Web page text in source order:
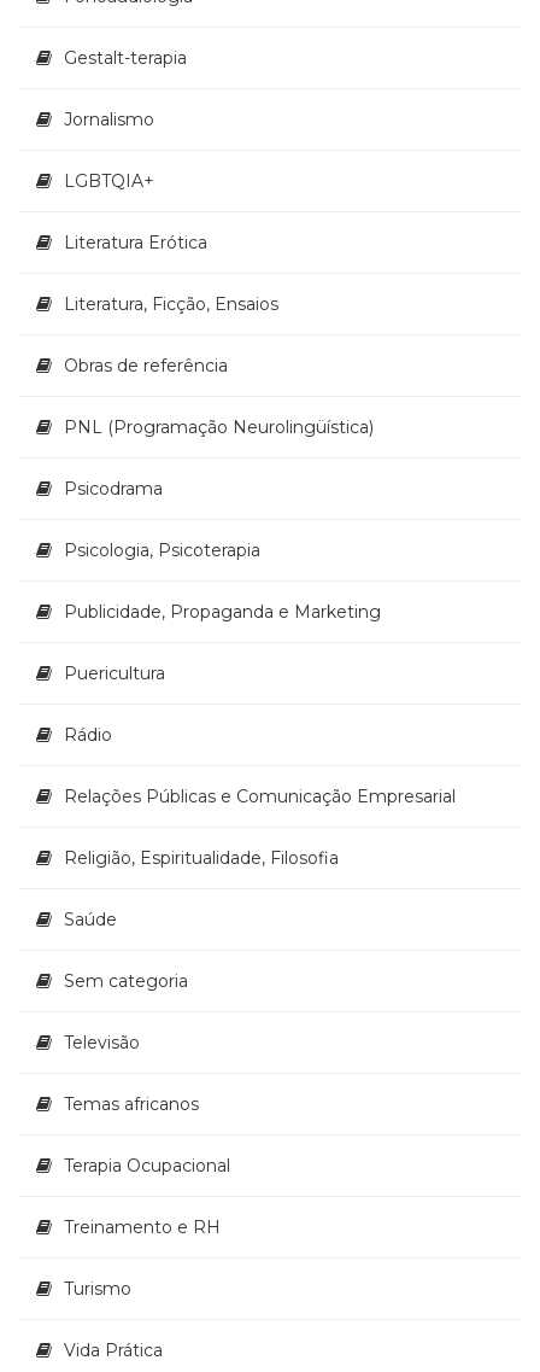
Temas
(30)
Ocupacional
e
(65)
(1)
(32)
Gestalt-terapia
Jornalismo
LGBTQIA+
Literatura Erótica
Literatura, Ficção, Ensaios
Obras de referência
PNL (Programação Neurolingüística)
Psicodrama
Psicologia, Psicoterapia
Publicidade, Propaganda e Marketing
Puericultura
Rádio
Relações Públicas e Comunicação Empresarial
Religião, Espiritualidade, Filosofia
Saúde
Sem categoria
Televisão
Temas africanos
Terapia Ocupacional
Treinamento e RH
Turismo
Vida Prática